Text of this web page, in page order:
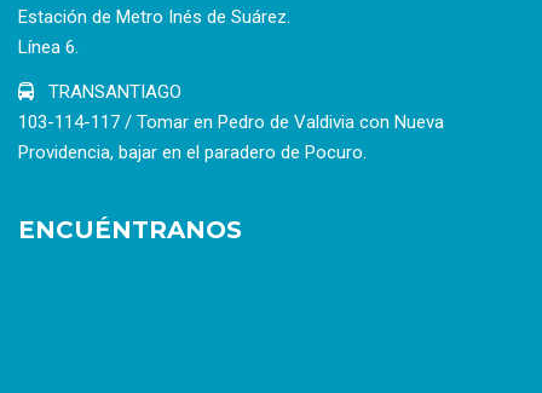
Estación de Metro Inés de Suárez.
Línea 6.
TRANSANTIAGO
103-114-117 / Tomar en Pedro de Valdivia con Nueva
Providencia, bajar en el paradero de Pocuro.
ENCUÉNTRANOS